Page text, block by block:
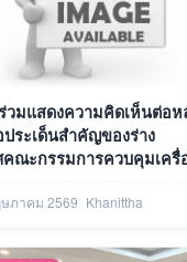
วมแสดงความคิดเห็นต่อห
ระเด็นสำคัญของร่าง
คณะกรรมการควบคุมเครื่
ภาคม 2569 Khanittha